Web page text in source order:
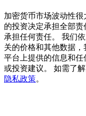
瓜分 500000
BitMart 用戶遷移
加密货币市场波动性
的投资决定承担全部
承担任何责任。 我们
关的价格和其他数据
平台上提供的信息和
或投资建议。 如需了
隐私政策。